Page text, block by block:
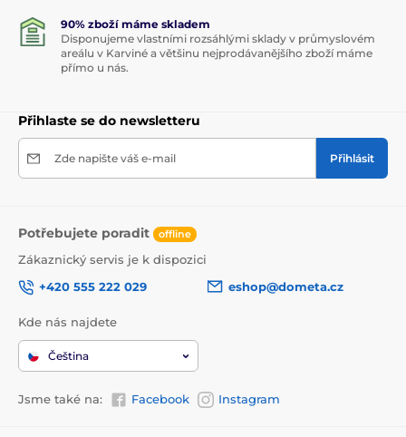
90% zboží máme skladem
Disponujeme vlastními rozsáhlými sklady v průmyslovém
areálu v Karviné a většinu nejprodávanějšího zboží máme
přímo u nás.
Přihlaste se do newsletteru
Zde napište váš e-mail Přihlásit
Potřebujete poradit offline
Zákaznický servis je k dispozici
+420 555 222 029
eshop@dometa.cz
Kde nás najdete
Čeština
Jsme také na: Facebook Instagram